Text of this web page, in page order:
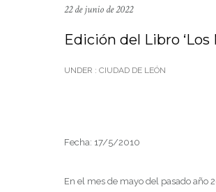
22 de junio de 2022
Edición del Libro ‘Los
UNDER : CIUDAD DE LEÓN
Fecha: 17/5/2010
En el mes de mayo del pasado año